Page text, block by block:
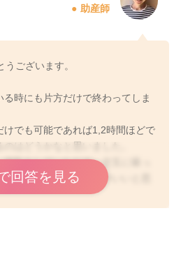
。
2025/10/9 12:32
助産師
ございます。
時にも片方だけで終わってしま
けでも可能であれば1,2時間ほどで
はどうかなと思いました。
乳をしていただき、交互に吸っ
を続けていただくのがいいと思
ルや分泌の低下を招くようにな
回答を見る